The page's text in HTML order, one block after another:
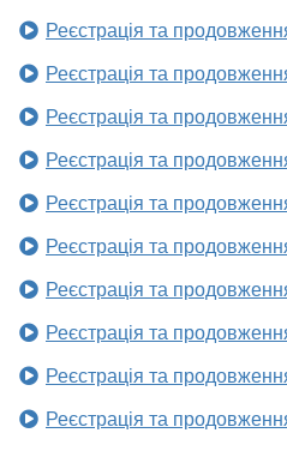
Реєстрація та
Реєстрація та
Реєстрація та
Реєстрація та
Реєстрація та
Реєстрація та
Реєстрація та
Реєстрація та
Реєстрація та
Реєстрація та